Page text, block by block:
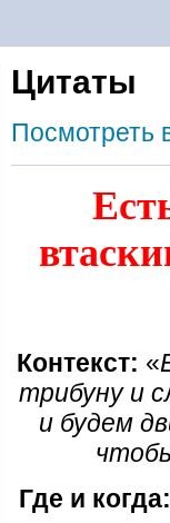
Цитаты
Посмотреть
Контекст: «
трибуну и
и будем
Где и когда: